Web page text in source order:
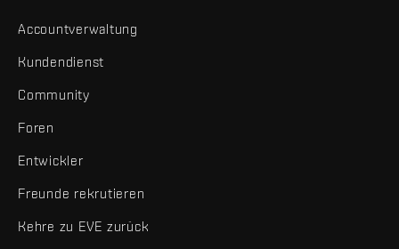
Accountverwaltung
Kundendienst
Community
Foren
Entwickler
Freunde rekrutieren
Kehre zu EVE zurück